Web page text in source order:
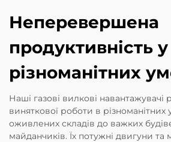
Неперевершена
продуктивність у
різноманітних
Наші газові вилкові навантажувачі
виняткової роботи в різноманітних
оживлених складів до важких
майданчиків. Їх потужні двигуни та